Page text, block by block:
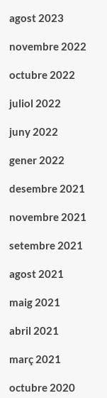
agost 2023
novembre 2022
octubre 2022
juliol 2022
juny 2022
gener 2022
desembre 2021
novembre 2021
setembre 2021
agost 2021
maig 2021
abril 2021
març 2021
octubre 2020